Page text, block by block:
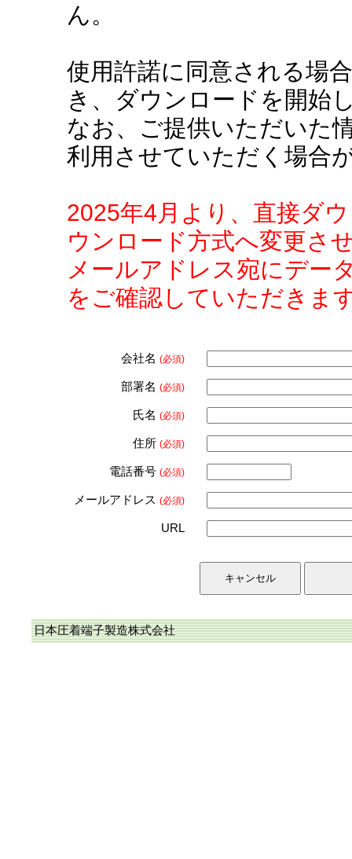
ん。
使用許諾に同意される場
き、ダウンロードを開始
なお、ご提供いただいた
利用させていただく場合
2025年4月より、直接ダ
ウンロード方式へ変更さ
メールアドレス宛にデー
をご確認していただきま
会社名 (必須)
部署名 (必須)
氏名 (必須)
住所 (必須)
電話番号 (必須)
メールアドレス (必須)
URL
日本圧着端子製造株式会社